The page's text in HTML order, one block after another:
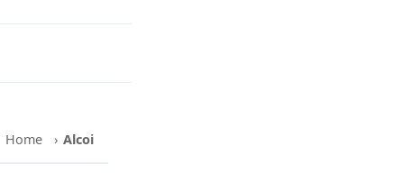
Home › Alcoi